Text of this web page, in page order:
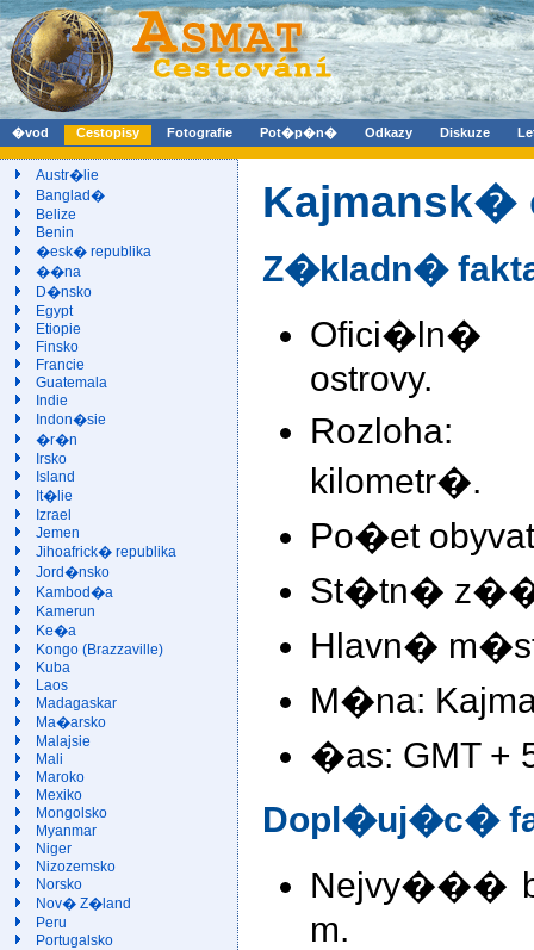
�vod Cestopisy Fotografie Pot�p�n� Odkazy Diskuze
Austr�lie
Banglad�
Belize
Benin
�esk� republika
��na
D�nsko
Egypt
Etiopie
Finsko
Francie
Guatemala
Indie
Indon�sie
�r�n
Irsko
Island
It�lie
Izrael
Jemen
Jihoafrick� republika
Jord�nsko
Kambod�a
Kamerun
Ke�a
Kongo (Brazzaville)
Kuba
Laos
Madagaskar
Ma�arsko
Malajsie
Mali
Maroko
Mexiko
Mongolsko
Myanmar
Niger
Nizozemsko
Norsko
Nov� Z�land
Peru
Portugalsko
Kajmansk�
Z�kladn�
Ofici�ln�
ostrovy.
Rozloha:
kilometr�.
Po�et
St�tn�
Hlavn�
M�na:
�as: GMT +
Dopl�uj�c�
Nejvy���
m.